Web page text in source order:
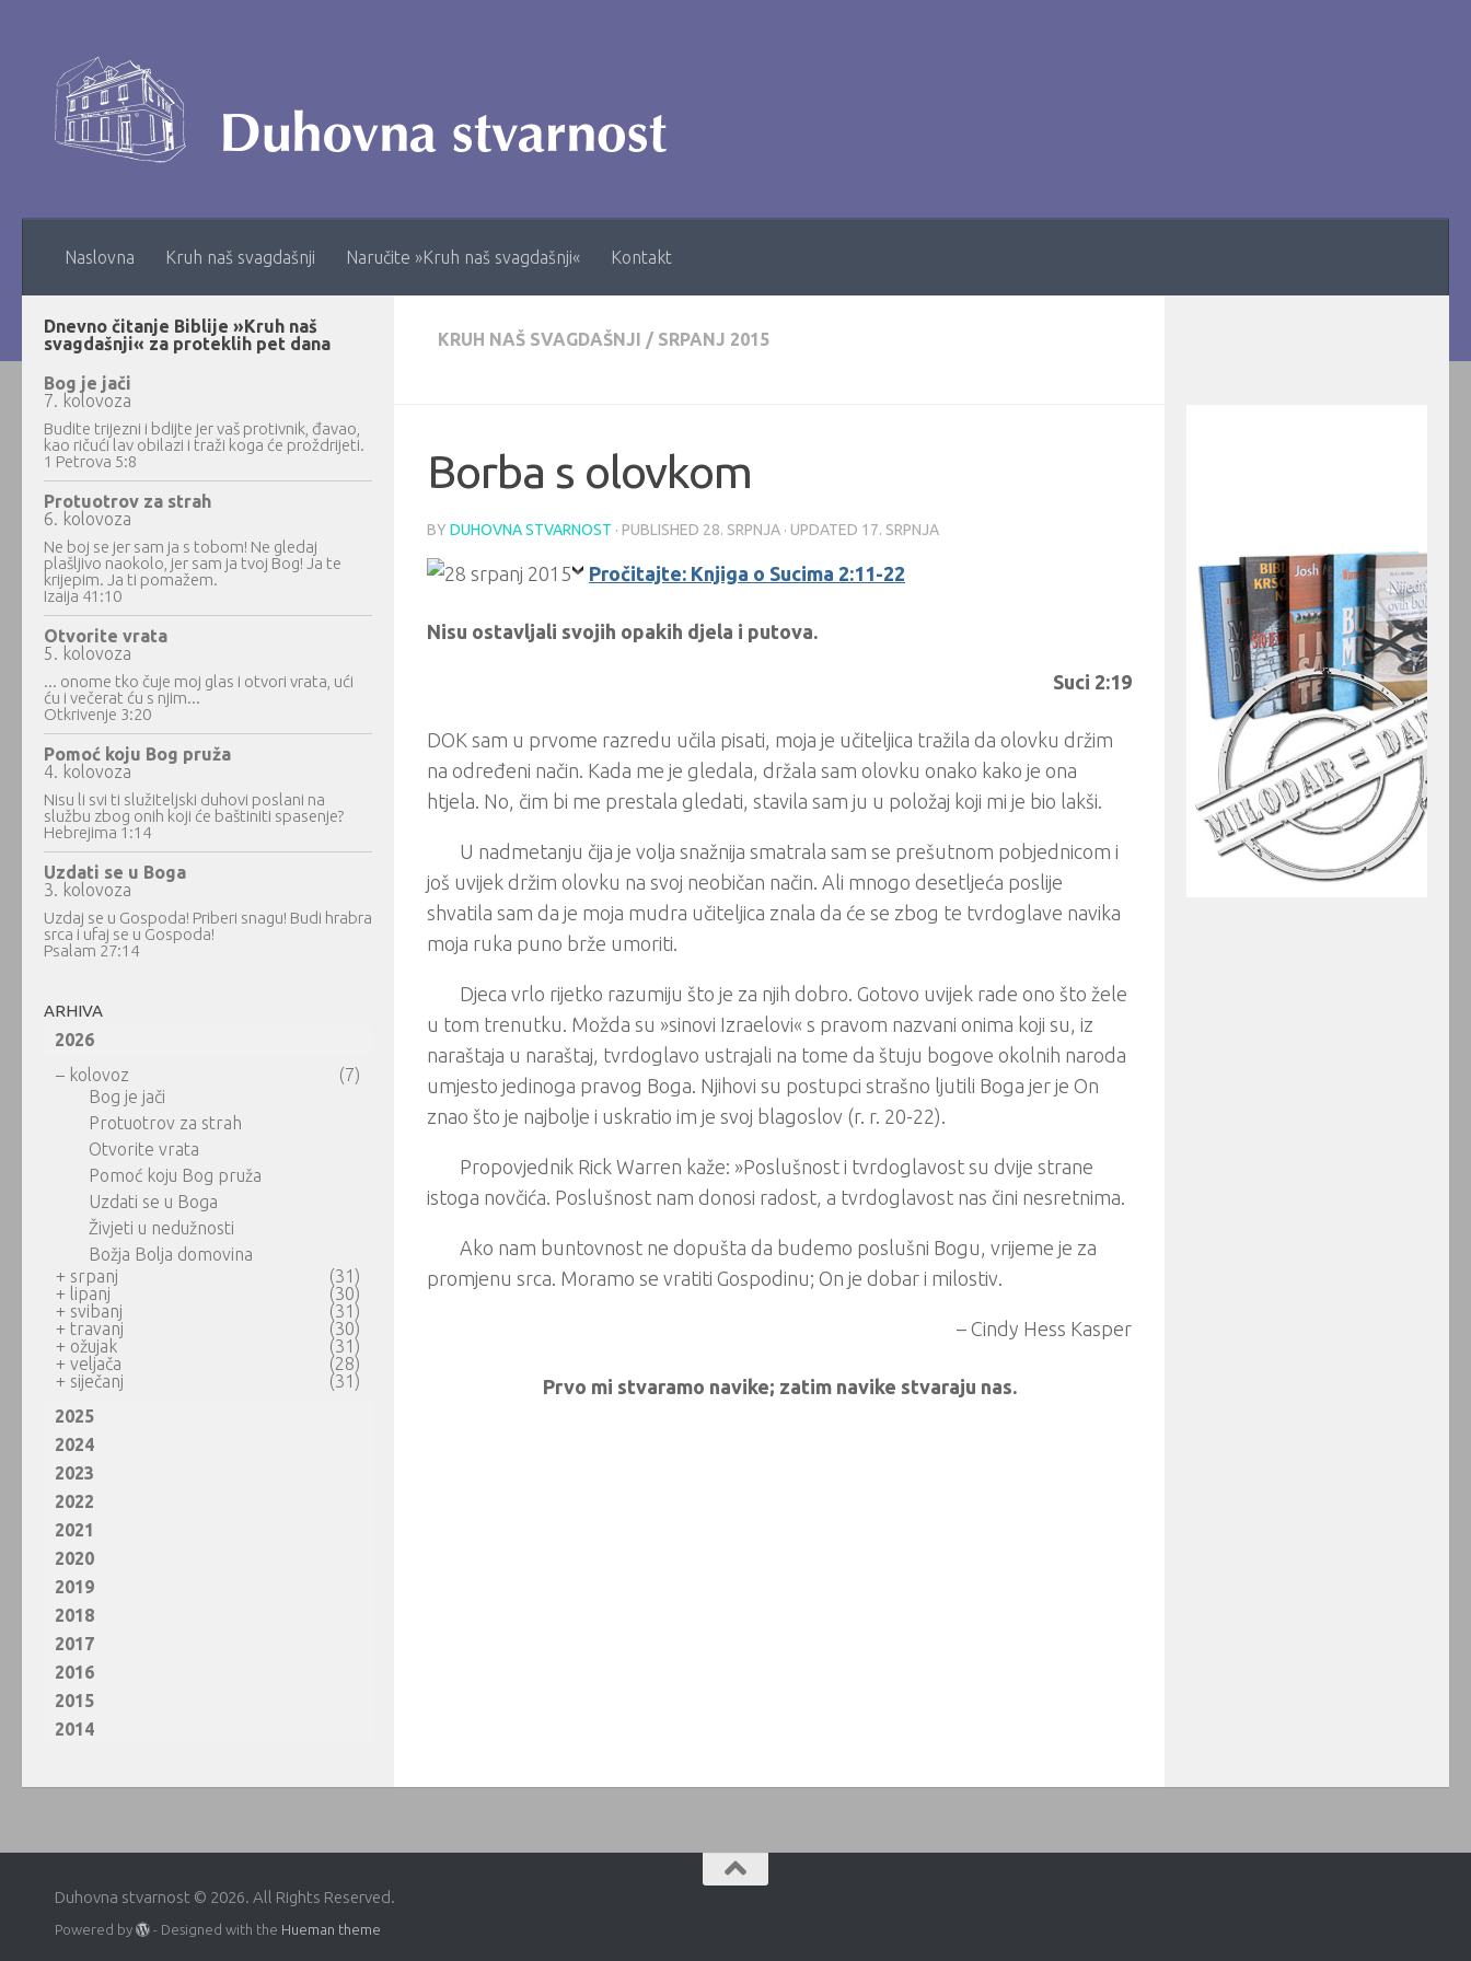
Naslovna Kruh naš svagdašnji Naručite »Kruh naš svagdašnji« Kontakt
KRUH NAŠ SVAGDAŠNJI / SRPANJ 2015
Borba s olovkom
BY DUHOVNA STVARNOST · PUBLISHED 28. SRPNJA · UPDATED 17. SRPNJA
Pročitajte: Knjiga o Sucima 2:11-22
Nisu ostavljali svojih opakih djela i putova.
Suci 2:19
DOK sam u prvome razredu učila pisati, moja je učiteljica tražila da olovku držim
na određeni način. Kada me je gledala, držala sam olovku onako kako je ona
htjela. No, čim bi me prestala gledati, stavila sam ju u položaj koji mi je bio lakši.
U nadmetanju čija je volja snažnija smatrala sam se prešutnom pobjednicom i
još uvijek držim olovku na svoj neobičan način. Ali mnogo desetljeća poslije
shvatila sam da je moja mudra učiteljica znala da će se zbog te tvrdoglave navika
moja ruka puno brže umoriti.
Djeca vrlo rijetko razumiju što je za njih dobro. Gotovo uvijek rade ono što žele
u tom trenutku. Možda su »sinovi Izraelovi« s pravom nazvani onima koji su, iz
naraštaja u naraštaj, tvrdoglavo ustrajali na tome da štuju bogove okolnih naroda
umjesto jedinoga pravog Boga. Njihovi su postupci strašno ljutili Boga jer je On
znao što je najbolje i uskratio im je svoj blagoslov (r. r. 20-22).
Propovjednik Rick Warren kaže: »Poslušnost i tvrdoglavost su dvije strane
istoga novčića. Poslušnost nam donosi radost, a tvrdoglavost nas čini nesretnima.
Ako nam buntovnost ne dopušta da budemo poslušni Bogu, vrijeme je za
promjenu srca. Moramo se vratiti Gospodinu; On je dobar i milostiv.
– Cindy Hess Kasper
Prvo mi stvaramo navike; zatim navike stvaraju nas.
Dnevno čitanje Biblije »Kruh naš
svagdašnji« za proteklih pet dana
Bog je jači
7. kolovoza
Budite trijezni i bdijte jer vaš protivnik, đavao,
kao ričući lav obilazi i traži koga će proždrijeti.
1 Petrova 5:8
Protuotrov za strah
6. kolovoza
Ne boj se jer sam ja s tobom! Ne gledaj
plašljivo naokolo, jer sam ja tvoj Bog! Ja te
krijepim. Ja ti pomažem.
Izaija 41:10
Otvorite vrata
5. kolovoza
... onome tko čuje moj glas i otvori vrata, ući
ću i večerat ću s njim...
Otkrivenje 3:20
Pomoć koju Bog pruža
4. kolovoza
Nisu li svi ti služiteljski duhovi poslani na
službu zbog onih koji će baštiniti spasenje?
Hebrejima 1:14
Uzdati se u Boga
3. kolovoza
Uzdaj se u Gospoda! Priberi snagu! Budi hrabra
srca i ufaj se u Gospoda!
Psalam 27:14
ARHIVA
2026
– kolovoz
(7)
Bog je jači
Protuotrov za strah
Otvorite vrata
Pomoć koju Bog pruža
Uzdati se u Boga
Živjeti u nedužnosti
Božja Bolja domovina
+ srpanj
(31)
+ lipanj
(30)
+ svibanj
(31)
+ travanj
(30)
+ ožujak
(31)
+ veljača
(28)
+ siječanj
(31)
2025
2024
2023
2022
2021
2020
2019
2018
2017
2016
2015
2014
Duhovna stvarnost © 2026. All Rights Reserved.
Powered by - Designed with the Hueman theme